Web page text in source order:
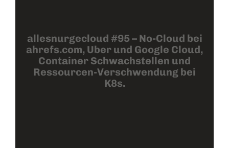
allesnurgecloud #95 – No-Cloud bei
ahrefs.com, Uber und Google Cloud,
Container Schwachstellen und
Ressourcen-Verschwendung bei
K8s.